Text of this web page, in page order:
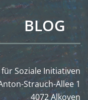
BLOG
für Soziale Initiativen
Strauch-Allee 1
4072 Alkoven